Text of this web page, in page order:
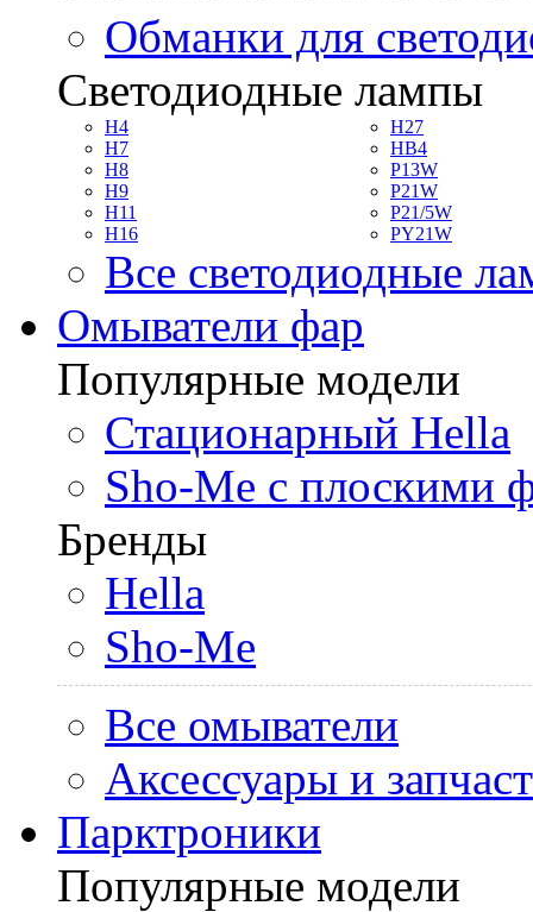
Обманки для
Светодиодные лампы
H4
H7
H8
H9
H11
H16
H27
HB4
P13W
P21W
P21/5W
PY21W
Все светодиодные
Омыватели фар
Популярные модели
Стационарный Hella
Sho-Me с плоскими
Бренды
Hella
Sho-Me
Все омыватели
Аксессуары и
Парктроники
Популярные модели